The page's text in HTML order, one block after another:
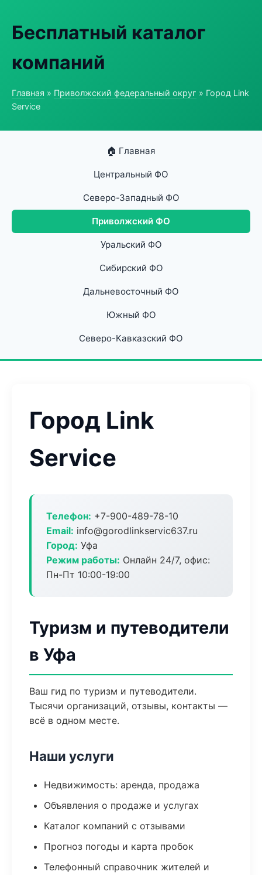
Бесплатный каталог
компаний
Главная » Приволжский федеральный округ » Город Link
Service
🏠 Главная
Центральный ФО
Северо-Западный ФО
Приволжский ФО
Уральский ФО
Сибирский ФО
Дальневосточный ФО
Южный ФО
Северо-Кавказский ФО
Город Link
Service
Телефон: +7-900-489-78-10
Email: info@gorodlinkservic637.ru
Город: Уфа
Режим работы: Онлайн 24/7, офис:
Пн-Пт 10:00-19:00
Туризм и путеводители
в Уфа
Ваш гид по туризм и путеводители.
Тысячи организаций, отзывы, контакты —
всё в одном месте.
Наши услуги
Недвижимость: аренда, продажа
Объявления о продаже и услугах
Каталог компаний с отзывами
Прогноз погоды и карта пробок
Телефонный справочник жителей и